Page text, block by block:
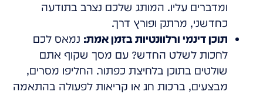
ומדברים עליו. המותג שלכם נצרב בתודעה
כחדשני, מרתק ופורץ דרך.
תוכן דינמי ורלוונטיות בזמן אמת: נמאס לכם
לחכות לשלט החדש? עם מסך שקוף אתם
שולטים בתוכן בלחיצת כפתור. החליפו מסרים,
מבצעים, ברכות חג או קריאות לפעולה בהתאמה